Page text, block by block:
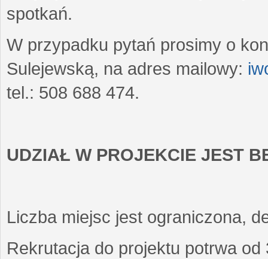
spotkań.
W przypadku pytań prosimy o
Sulejewską, na adres mailowy:
tel.: 508 688 474.
UDZIAŁ W PROJEKCIE JEST
Liczba miejsc jest ograniczona,
Rekrutacja do projektu potrwa